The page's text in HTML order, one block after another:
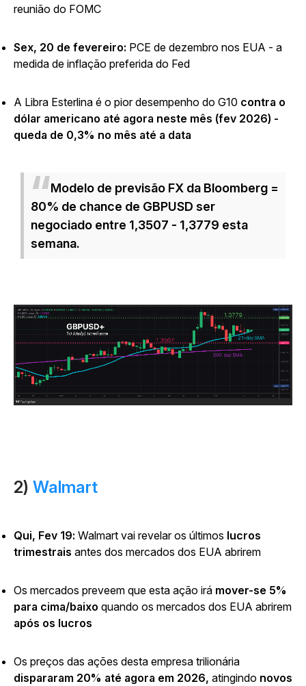
reunião do FOMC
Sex, 20 de fevereiro: PCE de dezembro nos EUA - a
medida de inflação preferida do Fed
A Libra Esterlina é o pior desempenho do G10 contra o
dólar americano até agora neste mês (fev 2026) -
queda de 0,3% no mês até a data
Modelo de previsão FX da Bloomberg =
80% de chance de GBPUSD ser
negociado entre 1,3507 - 1,3779 esta
semana.
2) Walmart
Qui, Fev 19: Walmart vai revelar os últimos lucros
trimestrais antes dos mercados dos EUA abrirem
Os mercados preveem que esta ação irá mover-se 5%
para cima/baixo quando os mercados dos EUA abrirem
após os lucros
Os preços das ações desta empresa trilionária
dispararam 20% até agora em 2026, atingindo novos